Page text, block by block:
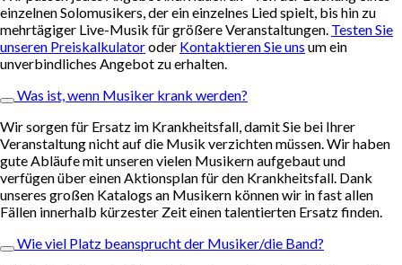
einzelnen Solomusikers, der ein einzelnes Lied spielt, bis hin zu
mehrtägiger Live-Musik für größere Veranstaltungen. Testen Sie
unseren Preiskalkulatoroder Kontaktieren Sie uns um ein
unverbindliches Angebot zu erhalten.
Was ist, wenn Musiker krank werden?
Wir sorgen für Ersatz im Krankheitsfall, damit Sie bei Ihrer
Veranstaltung nicht auf die Musik verzichten müssen. Wir haben
gute Abläufe mit unseren vielen Musikern aufgebaut und
verfügen über einen Aktionsplan für den Krankheitsfall. Dank
unseres großen Katalogs an Musikern können wir in fast allen
Fällen innerhalb kürzester Zeit einen talentierten Ersatz finden.
Wie viel Platz beansprucht der Musiker/die Band?